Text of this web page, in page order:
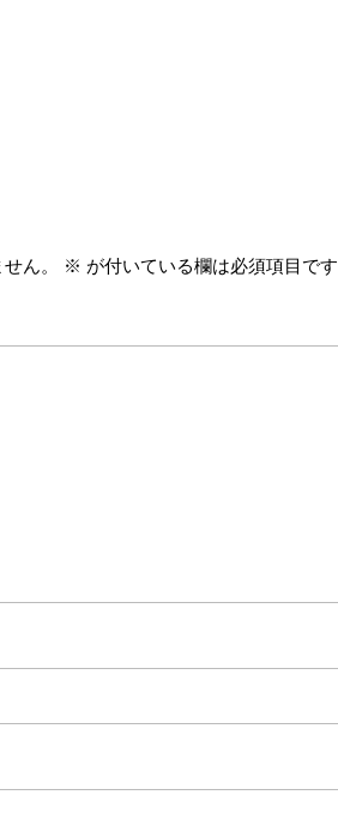
ん。 ※ が付いている欄は必須項目です